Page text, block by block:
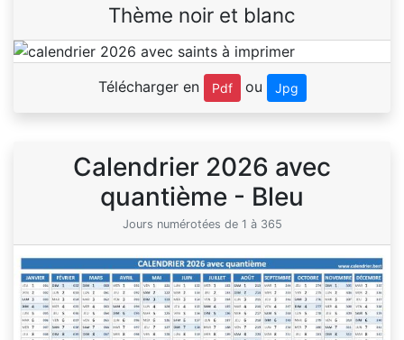
Thème noir et blanc
Télécharger en Pdf ou Jpg
Calendrier 2026 avec
quantième - Bleu
Jours numérotées de 1 à 365